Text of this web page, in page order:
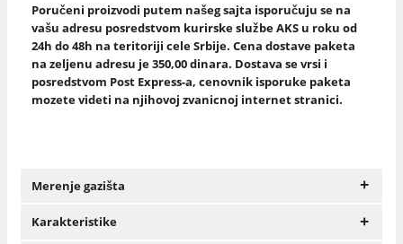
Poručeni proizvodi putem našeg sajta isporučuju se na
vašu adresu posredstvom kurirske službe AKS u roku od
24h do 48h na teritoriji cele Srbije. Cena dostave paketa
na zeljenu adresu je 350,00 dinara. Dostava se vrsi i
posredstvom Post Express-a, cenovnik isporuke paketa
mozete videti na njihovoj zvanicnoj internet stranici.
Merenje gazišta +
Karakteristike +